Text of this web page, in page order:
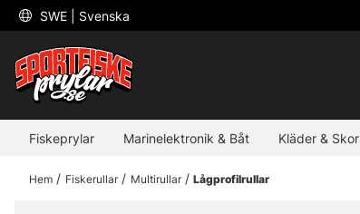
SWE | Svenska
Fiskeprylar Marinelektronik & Båt Kläder & Skor
Hem Fiskerullar Multirullar Lågprofilrullar